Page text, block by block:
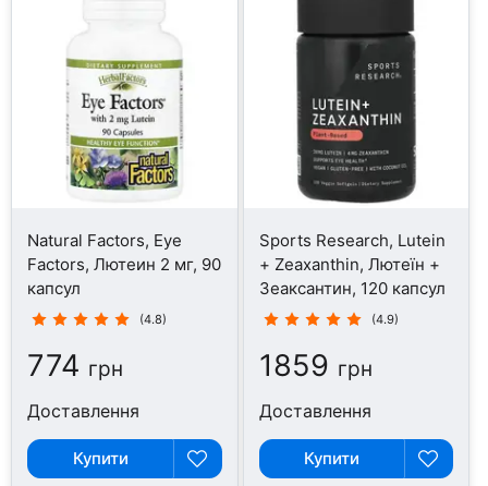
Natural Factors, Eye
Factors, Лютеин 2 мг, 90
капсул
(4.8)
774 грн
Доставлення
Купити
Sports Research, Lutein
+ Zeaxanthin, Лютеїн +
Зеаксантин, 120 капсул
(4.9)
1859 грн
Доставлення
Купити